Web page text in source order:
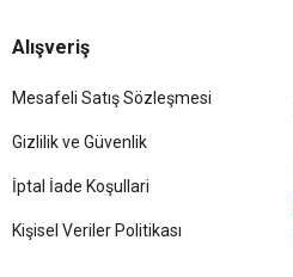
Alışveriş
Mesafeli Satış Sözleşmesi
Gizlilik ve Güvenlik
İptal İade Koşullari
Kişisel Veriler Politikası